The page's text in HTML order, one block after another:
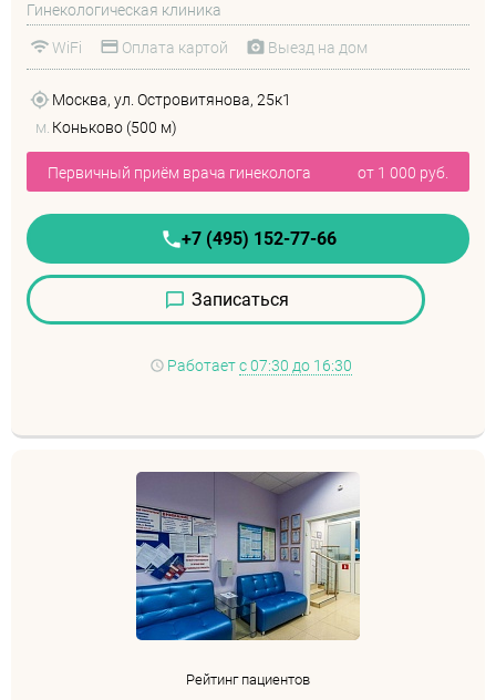
Гинекологическая клиника
WiFi Оплата картой Выезд на дом
Москва, ул. Островитянова, 25к1
м. Коньково (500 м)
Первичный приём врача гинеколога от 1 000 руб.
+7 (495) 152-77-66
Записаться
Работаетс 07:30 до 16:30
Рейтинг пациентов